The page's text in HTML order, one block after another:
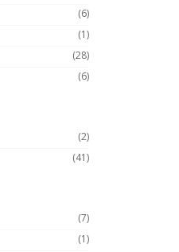
(6)
(1)
(28)
(6)
(2)
(41)
(7)
(1)